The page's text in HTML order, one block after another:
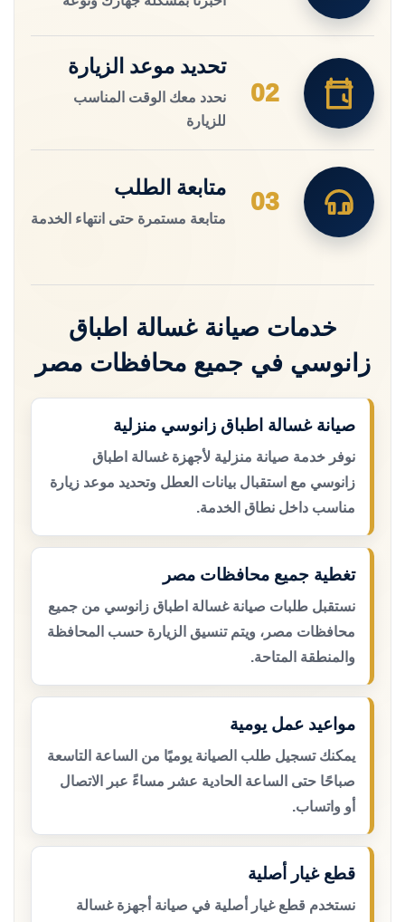
02
تحديد موعد الزيارة
نحدد معك الوقت المناسب
للزيارة
03
متابعة الطلب
متابعة مستمرة حتى انتهاء الخدمة
خدمات صيانة غسالة اطباق
زانوسي في جميع محافظات مصر
صيانة غسالة اطباق زانوسي منزلية
نوفر خدمة صيانة منزلية لأجهزة غسالة اطباق
زانوسي مع استقبال بيانات العطل وتحديد موعد زيارة
مناسب داخل نطاق الخدمة.
تغطية جميع محافظات مصر
نستقبل طلبات صيانة غسالة اطباق زانوسي من جميع
محافظات مصر، ويتم تنسيق الزيارة حسب المحافظة
والمنطقة المتاحة.
مواعيد عمل يومية
يمكنك تسجيل طلب الصيانة يوميًا من الساعة التاسعة
صباحًا حتى الساعة الحادية عشر مساءً عبر الاتصال
أو واتساب.
قطع غيار أصلية
نستخدم قطع غيار أصلية في صيانة أجهزة غسالة